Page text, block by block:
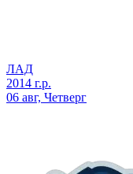
ЛАД
2014 г.р.
06 авг, Четверг